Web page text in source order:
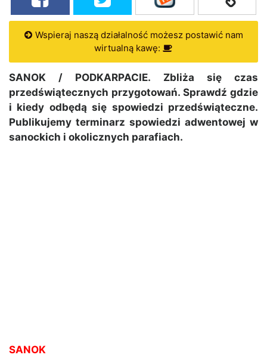
Wspieraj naszą działalność możesz postawić nam
wirtualną kawę:
SANOK / PODKARPACIE. Zbliża się czas
przedświątecznych przygotowań. Sprawdź gdzie
i kiedy odbędą się spowiedzi przedświąteczne.
Publikujemy terminarz spowiedzi adwentowej w
sanockich i okolicznych parafiach.
SANOK